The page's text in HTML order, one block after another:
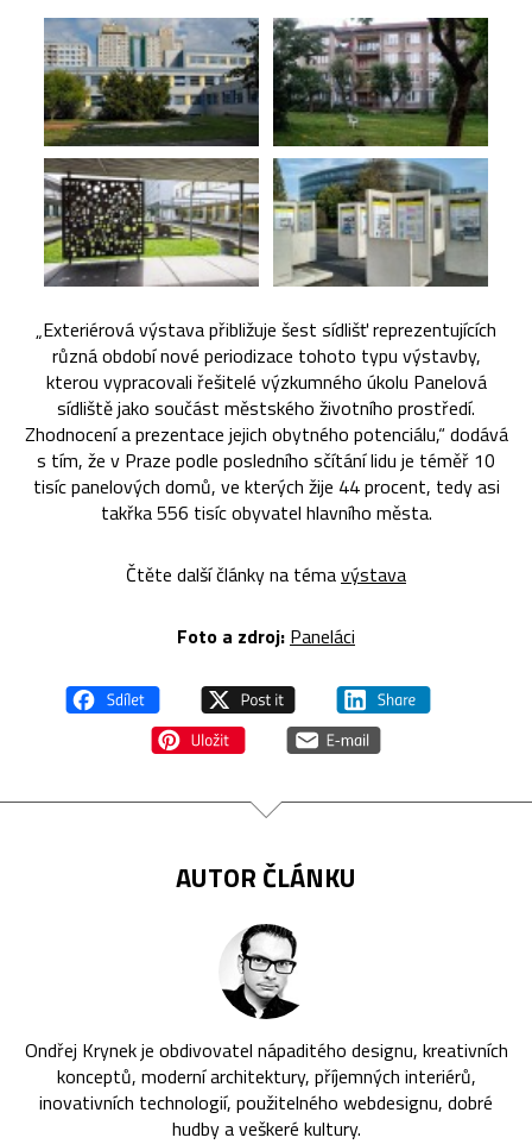
„Exteriérová výstava přibližuje šest sídlišť reprezentujících
různá období nové periodizace tohoto typu výstavby,
kterou vypracovali řešitelé výzkumného úkolu Panelová
sídliště jako součást městského životního prostředí.
Zhodnocení a prezentace jejich obytného potenciálu,“ dodává
s tím, že v Praze podle posledního sčítání lidu je téměř 10
tisíc panelových domů, ve kterých žije 44 procent, tedy asi
takřka 556 tisíc obyvatel hlavního města.
Čtěte další články na témavýstava
Foto a zdroj: Paneláci
AUTOR ČLÁNKU
Ondřej Krynek je obdivovatel nápaditého designu, kreativních
konceptů, moderní architektury, příjemných interiérů,
inovativních technologií, použitelného webdesignu, dobré
hudby a veškeré kultury.